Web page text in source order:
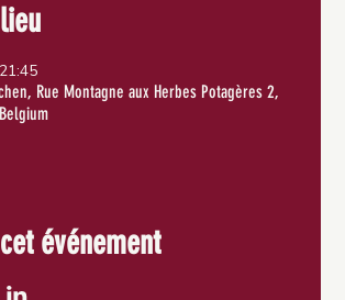
Rue Montagne aux Herbes Potagères 2,
événement